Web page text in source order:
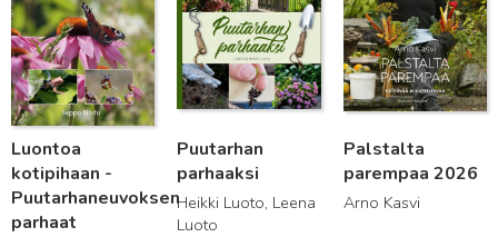
Luontoa
kotipihaan -
Puutarhaneuvoksen
parhaat
Puutarhan
parhaaksi
Heikki Luoto, Leena
Luoto
Palstalta
parempaa 2026
Arno Kasvi